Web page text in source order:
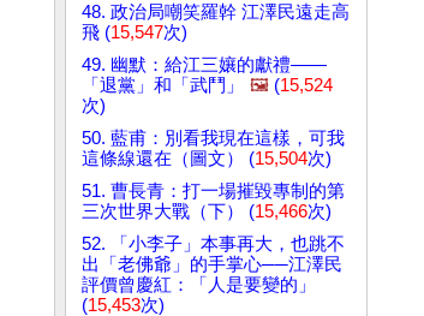
48. 政治局嘲笑羅幹 江澤民遠走高
飛 (15,547次)
49. 幽默：給江三孃的獻禮——
「退黨」和「武鬥」
🖼️ (15,524
次)
50. 藍甫：別看我現在這樣，可我
這條線還在（圖文） (15,504次)
51. 曹長青：打一場摧毀專制的第
三次世界大戰（下） (15,466次)
52. 「小李子」本事再大，也跳不
出「老佛爺」的手掌心──江澤民
評價曾慶紅：「人是要變的」
(15,453次)